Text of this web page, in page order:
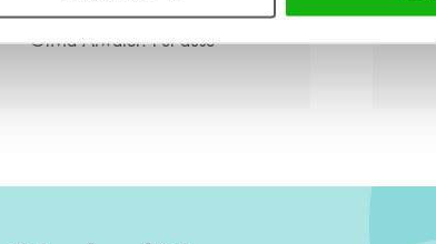
Olivia Atwater: Půl duše